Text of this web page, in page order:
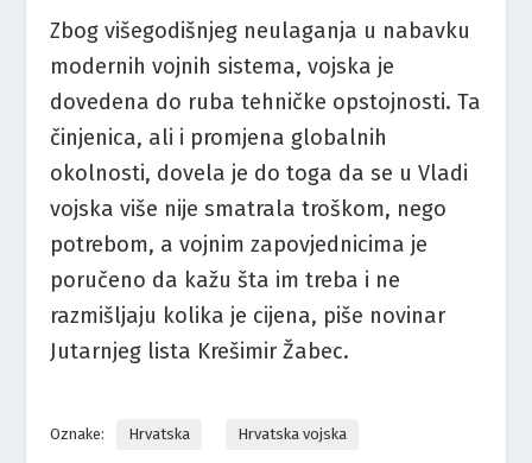
Zbog višegodišnjeg neulaganja u nabavku
modernih vojnih sistema, vojska je
dovedena do ruba tehničke opstojnosti. Ta
činjenica, ali i promjena globalnih
okolnosti, dovela je do toga da se u Vladi
vojska više nije smatrala troškom, nego
potrebom, a vojnim zapovjednicima je
poručeno da kažu šta im treba i ne
razmišljaju kolika je cijena, piše novinar
Jutarnjeg lista Krešimir Žabec.
Oznake: Hrvatska Hrvatska vojska